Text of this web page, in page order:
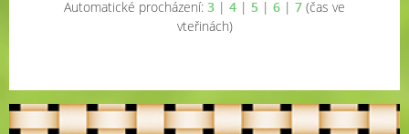
Automatické procházení: 3 | 4 | 5 | 6 | 7 (čas ve
vteřinách)